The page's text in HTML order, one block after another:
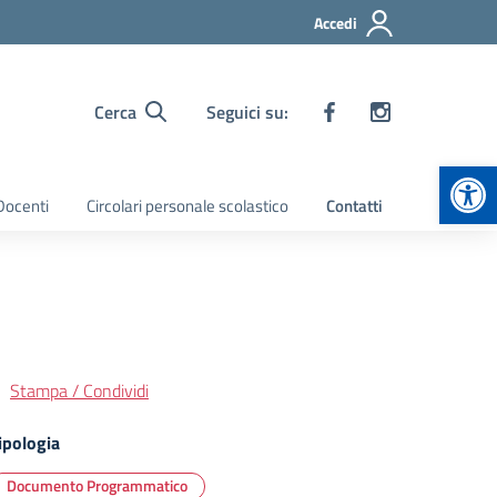
Accedi
Cerca Seguici su:
Circolari personale scolastico Contatti
Stampa / Condividi
Documento Programmatico